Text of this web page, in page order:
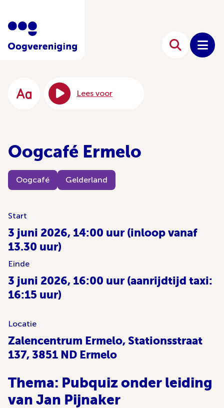
Lees voor
Oogcafé Ermelo
Oogcafé Gelderland
Start
3 juni 2026, 14:00 uur (inloop vanaf
13.30 uur)
Einde
3 juni 2026, 16:00 uur (aanrijdtijd taxi:
16:15 uur)
Locatie
Zalencentrum Ermelo, Stationsstraat
137, 3851 ND Ermelo
Thema: Pubquiz onder leiding
van Jan Pijnaker